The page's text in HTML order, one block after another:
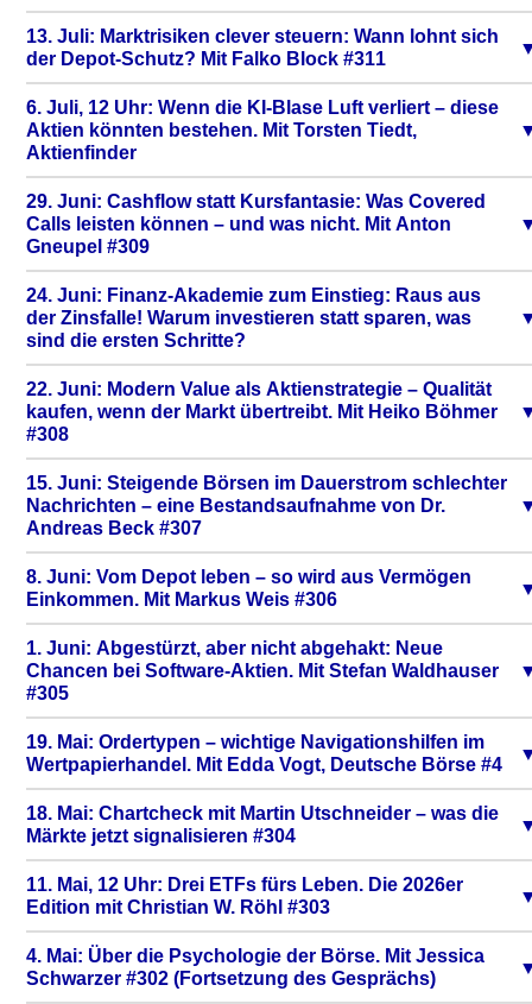
13. Juli: Marktrisiken clever steuern: Wann lohnt sich
der Depot-Schutz? Mit Falko Block #311
6. Juli, 12 Uhr: Wenn die KI-Blase Luft verliert – diese
Aktien könnten bestehen. Mit Torsten Tiedt,
Aktienfinder
29. Juni: Cashflow statt Kursfantasie: Was Covered
Calls leisten können – und was nicht. Mit Anton
Gneupel #309
24. Juni: Finanz-Akademie zum Einstieg: Raus aus
der Zinsfalle! Warum investieren statt sparen, was
sind die ersten Schritte?
22. Juni: Modern Value als Aktienstrategie – Qualität
kaufen, wenn der Markt übertreibt. Mit Heiko Böhmer
#308
15. Juni: Steigende Börsen im Dauerstrom schlechter
Nachrichten – eine Bestandsaufnahme von Dr.
Andreas Beck #307
8. Juni: Vom Depot leben – so wird aus Vermögen
Einkommen. Mit Markus Weis #306
1. Juni: Abgestürzt, aber nicht abgehakt: Neue
Chancen bei Software-Aktien. Mit Stefan Waldhauser
#305
19. Mai: Ordertypen – wichtige Navigationshilfen im
Wertpapierhandel. Mit Edda Vogt, Deutsche Börse #4
18. Mai: Chartcheck mit Martin Utschneider – was die
Märkte jetzt signalisieren #304
11. Mai, 12 Uhr: Drei ETFs fürs Leben. Die 2026er
Edition mit Christian W. Röhl #303
4. Mai: Über die Psychologie der Börse. Mit Jessica
Schwarzer #302 (Fortsetzung des Gesprächs)